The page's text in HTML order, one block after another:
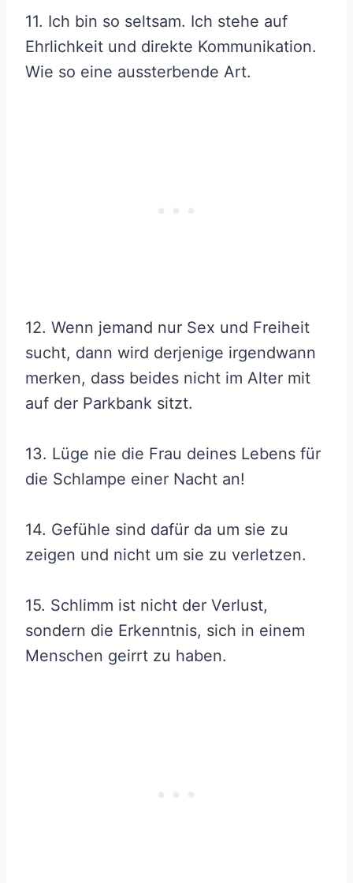
11. Ich bin so seltsam. Ich stehe auf
Ehrlichkeit und direkte Kommunikation.
Wie so eine aussterbende Art.
12. Wenn jemand nur Sex und Freiheit
sucht, dann wird derjenige irgendwann
merken, dass beides nicht im Alter mit
auf der Parkbank sitzt.
13. Lüge nie die Frau deines Lebens für
die Schlampe einer Nacht an!
14. Gefühle sind dafür da um sie zu
zeigen und nicht um sie zu verletzen.
15. Schlimm ist nicht der Verlust,
sondern die Erkenntnis, sich in einem
Menschen geirrt zu haben.